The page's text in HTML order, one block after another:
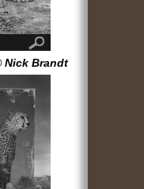
Nick Brandt